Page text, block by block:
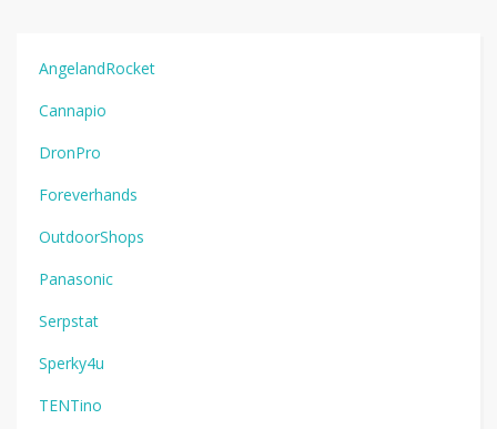
AngelandRocket
Cannapio
DronPro
Foreverhands
OutdoorShops
Panasonic
Serpstat
Sperky4u
TENTino